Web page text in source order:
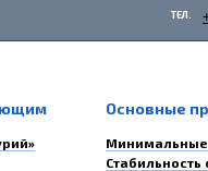
ТЕЛ.
Основные
Минимальные
Стабильность